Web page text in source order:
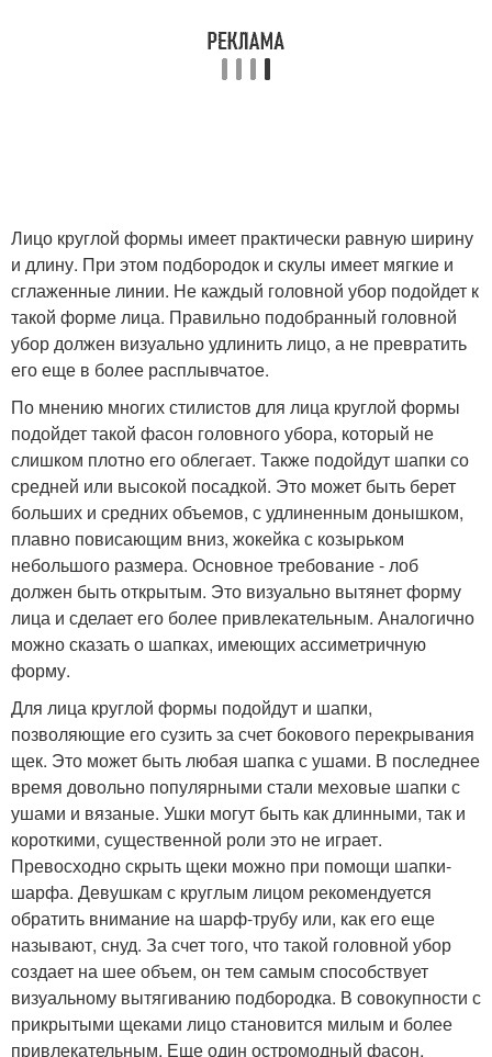
Лицо круглой формы имеет практически равную ширину
и длину. При этом подбородок и скулы имеет мягкие и
сглаженные линии. Не каждый головной убор подойдет к
такой форме лица. Правильно подобранный головной
убор должен визуально удлинить лицо, а не превратить
его еще в более расплывчатое.
По мнению многих стилистов для лица круглой формы
подойдет такой фасон головного убора, который не
слишком плотно его облегает. Также подойдут шапки со
средней или высокой посадкой. Это может быть берет
больших и средних объемов, с удлиненным донышком,
плавно повисающим вниз, жокейка с козырьком
небольшого размера. Основное требование - лоб
должен быть открытым. Это визуально вытянет форму
лица и сделает его более привлекательным. Аналогично
можно сказать о шапках, имеющих ассиметричную
форму.
Для лица круглой формы подойдут и шапки,
позволяющие его сузить за счет бокового перекрывания
щек. Это может быть любая шапка с ушами. В последнее
время довольно популярными стали меховые шапки с
ушами и вязаные. Ушки могут быть как длинными, так и
короткими, существенной роли это не играет.
Превосходно скрыть щеки можно при помощи шапки-
шарфа. Девушкам с круглым лицом рекомендуется
обратить внимание на шарф-трубу или, как его еще
называют, снуд. За счет того, что такой головной убор
создает на шее объем, он тем самым способствует
визуальному вытягиванию подбородка. В совокупности с
прикрытыми щеками лицо становится милым и более
привлекательным. Еще один остромодный фасон,